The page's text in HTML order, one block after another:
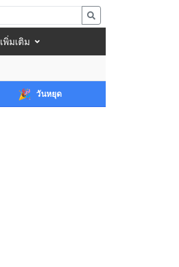
เพิ่มเติม
🎉 วันหยุด